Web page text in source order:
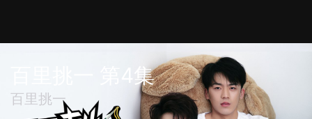
百里挑一 第4集
百里挑一